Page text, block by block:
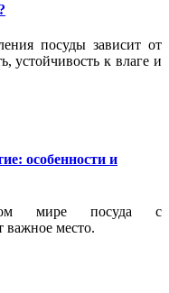
посуды зависит от
устойчивость к влаге и
особенности и
мире посуда с
важное место.